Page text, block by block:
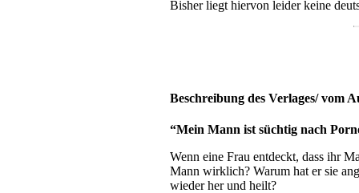
Bisher liegt hiervon leider keine
Beschreibung des Verlages/ vom
“Mein Mann ist süchtig nach
Wenn eine Frau entdeckt, dass ihr
Mann wirklich? Warum hat er sie
wieder her und heilt?